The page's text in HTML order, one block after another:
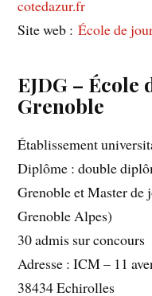
cotedazur.fr
Site web :École de
EJDG –
Grenoble
Établissement
Diplôme : double
Grenoble et Master de
Grenoble Alpes)
30 admis sur concours
Adresse : ICM – 11
38434 Echirolles